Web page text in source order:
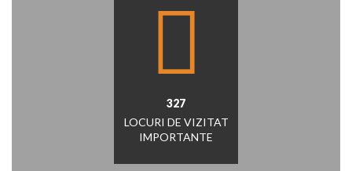
327
LOCURI DE VIZITAT
IMPORTANTE